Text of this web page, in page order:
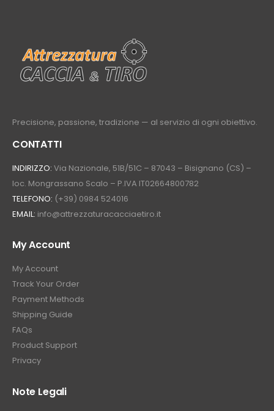
Precisione, passione, tradizione — al servizio di ogni obiettivo.
CONTATTI
INDIRIZZO: Via Nazionale, 51B/51C – 87043 – Bisignano (CS) –
loc. Mongrassano Scalo – P.IVA IT02664800782
TELEFONO: (+39) 0984 524016
EMAIL: info@attrezzaturacacciaetiro.it
My Account
My Account
Track Your Order
Payment Methods
Shipping Guide
FAQs
Product Support
Privacy
Note Legali